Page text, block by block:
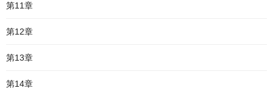
第11章
第12章
第13章
第14章